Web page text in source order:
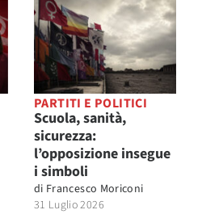
PARTITI E POLITICI
Scuola, sanità,
sicurezza:
l’opposizione insegue
i simboli
di Francesco Moriconi
31 Luglio 2026